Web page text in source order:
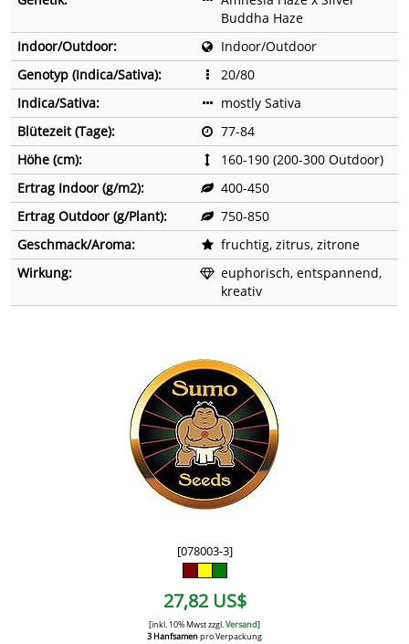
Buddha Haze
Indoor/Outdoor:
Indoor/Outdoor
Genotyp (Indica/Sativa):
20/80
Indica/Sativa:
mostly Sativa
Blütezeit (Tage):
77-84
Höhe (cm):
160-190 (200-300 Outdoor)
Ertrag Indoor (g/m2):
400-450
Ertrag Outdoor (g/Plant):
750-850
Geschmack/Aroma:
fruchtig, zitrus, zitrone
Wirkung:
euphorisch, entspannend,
kreativ
[078003-3]
27,82 US$
[inkl. 10% Mwst zzgl.Versand]
3 Hanfsamenpro Verpackung